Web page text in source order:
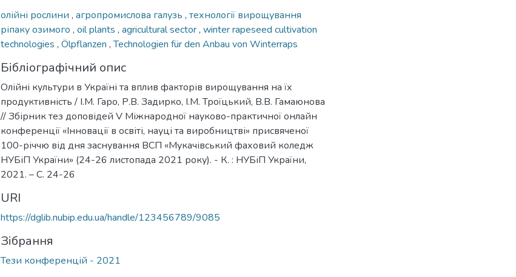
олійні рослини , агропромислова галузь , технології вирощування
ріпаку озимого , oil plants , agricultural sector, winter rapeseed cultivation
technologies , Ölpflanzen ,Technologien für den Anbau von Winterraps
Бібліографічний опис
Олійні культури в Україні та вплив факторів вирощування на їх
продуктивність / І.М. Гаро, Р.В. Задирко, І.М. Троїцький, В.В. Гамаюнова
// Збірник тез доповідей V Міжнародної науково-практичної онлайн
конференції «Інновації в освіті, науці та виробництві» присвяченої
100-річчю від дня заснування ВСП «Мукачівський фаховий коледж
НУБіП України» (24-26 листопада 2021 року). - К. : НУБіП України,
2021. – С. 24-26
URI
https://dglib.nubip.edu.ua/handle/123456789/9085
Зібрання
Тези конференцій - 2021